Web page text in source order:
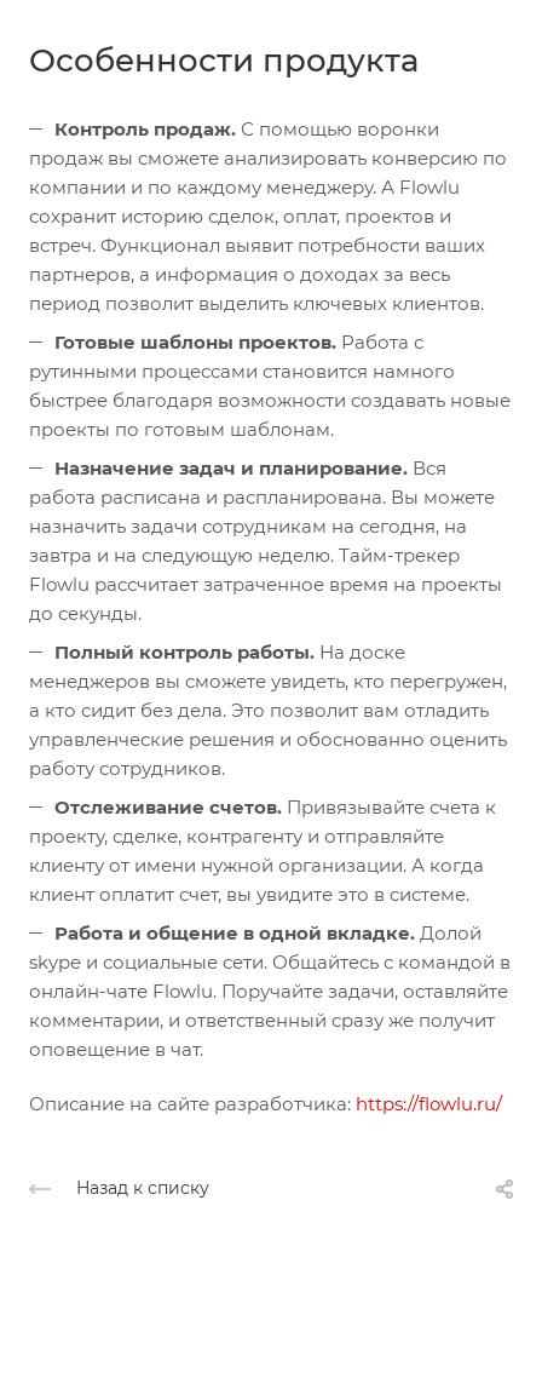
Особенности продукта
Контроль продаж. С помощью воронки
продаж вы сможете анализировать конверсию по
компании и по каждому менеджеру. А Flowlu
сохранит историю сделок, оплат, проектов и
встреч. Функционал выявит потребности ваших
партнеров, а информация о доходах за весь
период позволит выделить ключевых клиентов.
Готовые шаблоны проектов. Работа с
рутинными процессами становится намного
быстрее благодаря возможности создавать новые
проекты по готовым шаблонам.
Назначение задач и планирование. Вся
работа расписана и распланирована. Вы можете
назначить задачи сотрудникам на сегодня, на
завтра и на следующую неделю. Тайм-трекер
Flowlu рассчитает затраченное время на проекты
до секунды.
Полный контроль работы. На доске
менеджеров вы сможете увидеть, кто перегружен,
а кто сидит без дела. Это позволит вам отладить
управленческие решения и обоснованно оценить
работу сотрудников.
Отслеживание счетов. Привязывайте счета к
проекту, сделке, контрагенту и отправляйте
клиенту от имени нужной организации. А когда
клиент оплатит счет, вы увидите это в системе.
Работа и общение в одной вкладке. Долой
skype и социальные сети. Общайтесь с командой в
онлайн-чате Flowlu. Поручайте задачи, оставляйте
комментарии, и ответственный сразу же получит
оповещение в чат.
Описание на сайте разработчика: https://flowlu.ru/
Назад к списку